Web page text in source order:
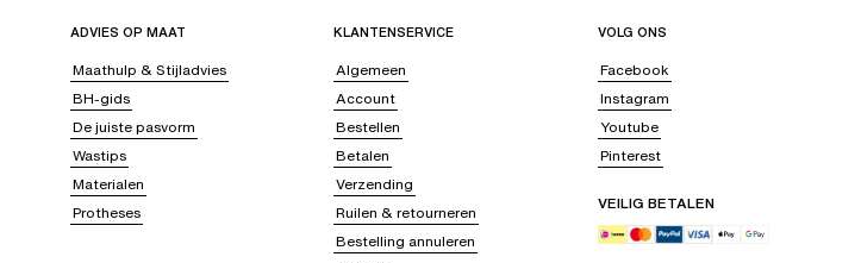
ADVIES OP MAAT
Maathulp & Stijladvies
BH-gids
De juiste pasvorm
Wastips
Materialen
Protheses
KLANTENSERVICE
Algemeen
Account
Bestellen
Betalen
Verzending
Ruilen & retourneren
Bestelling annuleren
VOLG ONS
Facebook
Instagram
Youtube
Pinterest
VEILIG BETALEN